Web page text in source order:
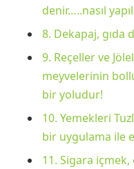
denir…..nasıl
8. Dekapaj, gıda
9. Reçeller ve
meyvelerinin
bir yoludur!
10. Yemekleri
bir uygulama ile
11. Sigara